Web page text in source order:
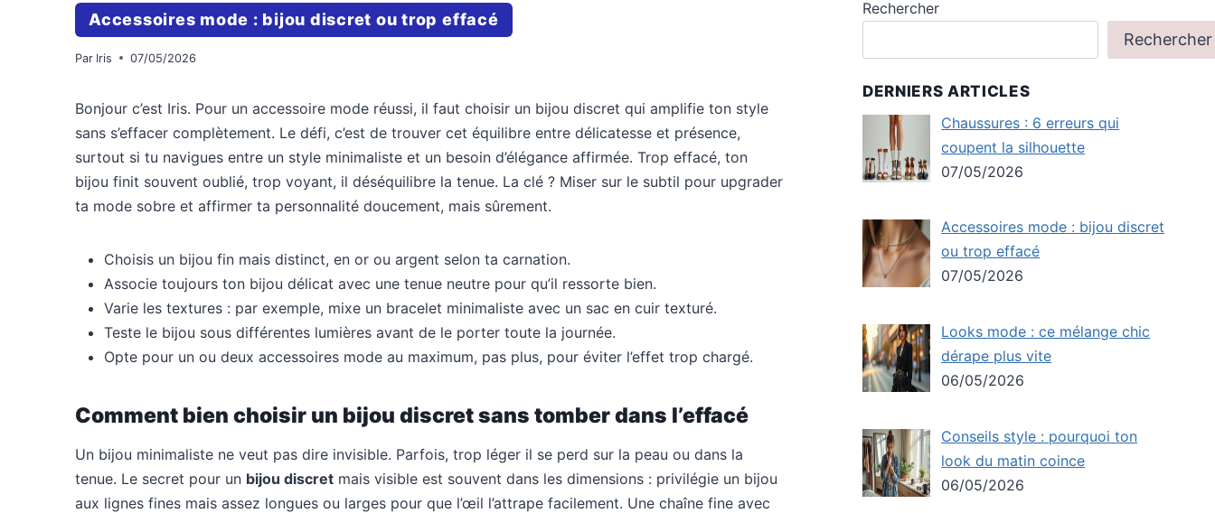
Accessoires mode : bijou discret ou trop effacé
Par Iris 07/05/2026
Bonjour c’est Iris. Pour un accessoire mode réussi, il faut choisir un bijou discret qui amplifie ton style
sans s’effacer complètement. Le défi, c’est de trouver cet équilibre entre délicatesse et présence,
surtout si tu navigues entre un style minimaliste et un besoin d’élégance affirmée. Trop effacé, ton
bijou finit souvent oublié, trop voyant, il déséquilibre la tenue. La clé ? Miser sur le subtil pour upgrader
ta mode sobre et affirmer ta personnalité doucement, mais sûrement.
Choisis un bijou fin mais distinct, en or ou argent selon ta carnation.
Associe toujours ton bijou délicat avec une tenue neutre pour qu’il ressorte bien.
Varie les textures : par exemple, mixe un bracelet minimaliste avec un sac en cuir texturé.
Teste le bijou sous différentes lumières avant de le porter toute la journée.
Opte pour un ou deux accessoires mode au maximum, pas plus, pour éviter l’effet trop chargé.
Comment bien choisir un bijou discret sans tomber dans l’effacé
Un bijou minimaliste ne veut pas dire invisible. Parfois, trop léger il se perd sur la peau ou dans la
tenue. Le secret pour un bijou discret mais visible est souvent dans les dimensions : privilégie un bijou
aux lignes fines mais assez longues ou larges pour que l’œil l’attrape facilement. Une chaîne fine avec
Rechercher
Rechercher
DERNIERS ARTICLES
Chaussures : 6 erreurs qui
coupent la silhouette
07/05/2026
Accessoires mode : bijou discret
ou trop effacé
07/05/2026
Looks mode : ce mélange chic
dérape plus vite
06/05/2026
Conseils style : pourquoi ton
look du matin coince
06/05/2026